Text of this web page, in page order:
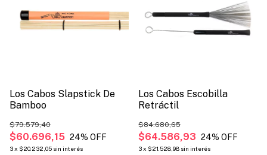
Los Cabos Slapstick De
Bamboo
$60.696,15
$79.579,40
24% OFF
3x $20.232,05 sin interés
Los Cabos Escobilla
Retráctil
$64.586,93
$84.680,65
24% OFF
3x $21.528,98 sin interés